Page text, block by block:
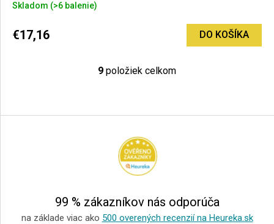
Skladom (>6 balenie)
€17,16 DO KOŠÍKA
O
a
c
i
e
v
k
9 položiek celkom
á
99 % zákazníkov nás odporúča
na základe viac ako 500 overených recenzií na Heureka.sk